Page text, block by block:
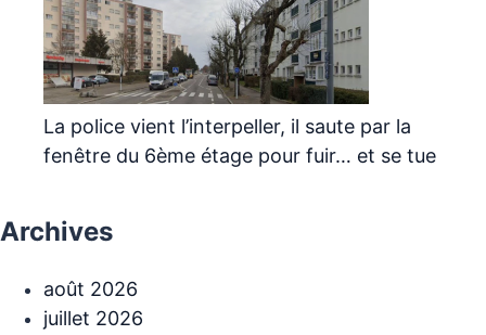
La police vient l’interpeller, il saute par la
fenêtre du 6ème étage pour fuir… et se tue
Archives
août 2026
juillet 2026